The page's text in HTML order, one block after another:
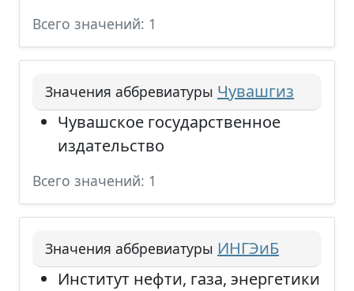
Всего значений: 1
Значения аббревиатуры Чувашгиз
Чувашское государственное
издательство
Всего значений: 1
Значения аббревиатуры ИНГЭиБ
Институт нефти, газа, энергетики